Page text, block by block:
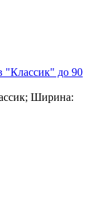
"Классик" до 90
Ширина: